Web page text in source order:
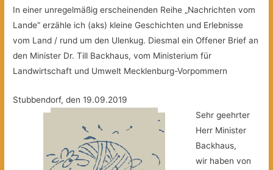
In einer unregelmäßig erscheinenden Reihe „Nachrichten vom
Lande“ erzähle ich (aks) kleine Geschichten und Erlebnisse
vom Land / rund um den Ulenkug. Diesmal ein Offener Brief an
den Minister Dr. Till Backhaus, vom Ministerium für
Landwirtschaft und Umwelt Mecklenburg-Vorpommern
Stubbendorf, den 19.09.2019
Sehr geehrter
Herr Minister
Backhaus,
wir haben von